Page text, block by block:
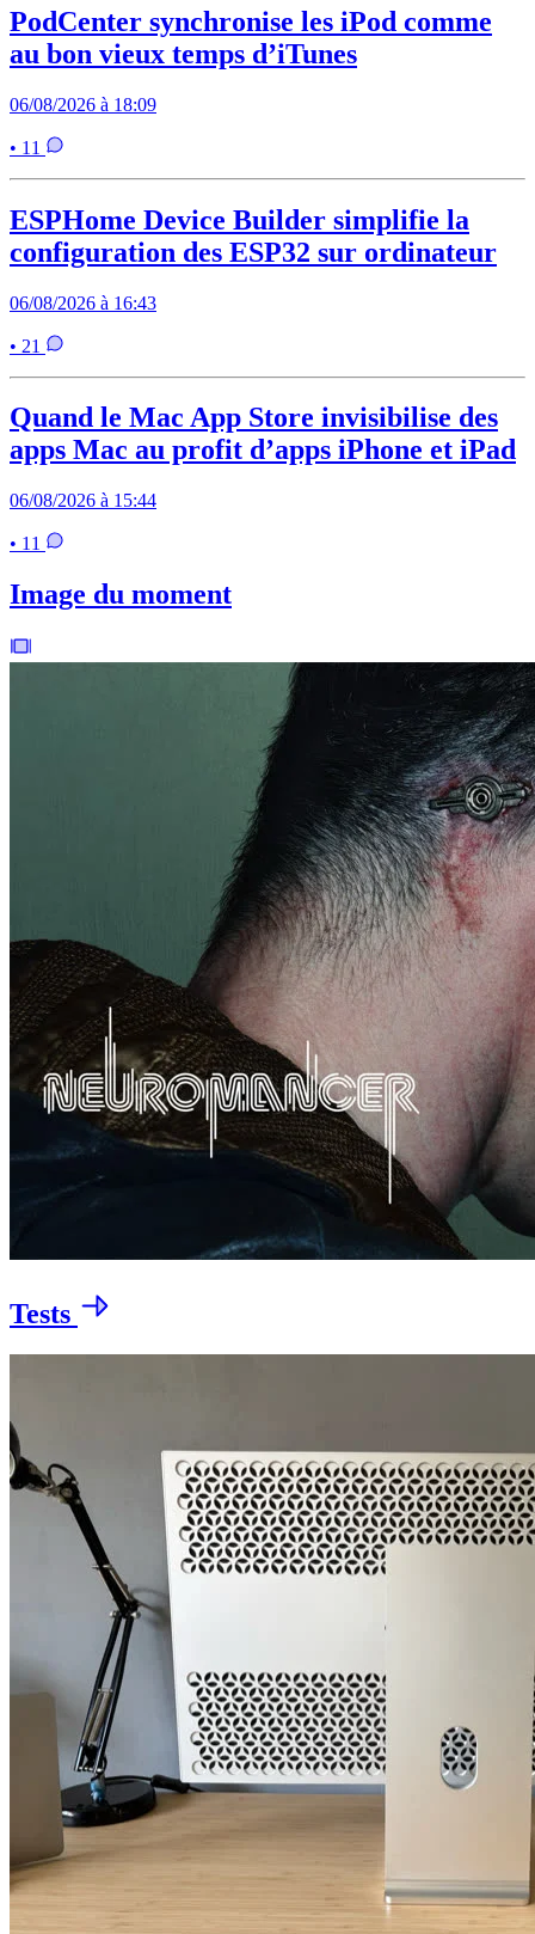
PodCenter synchronise les iPod comme
au bon vieux temps d’iTunes
06/08/2026 à 18:09
• 11
ESPHome Device Builder simplifie la
configuration des ESP32 sur ordinateur
06/08/2026 à 16:43
• 21
Quand le Mac App Store invisibilise des
apps Mac au profit d’apps iPhone et iPad
06/08/2026 à 15:44
• 11
Image du moment
Tests